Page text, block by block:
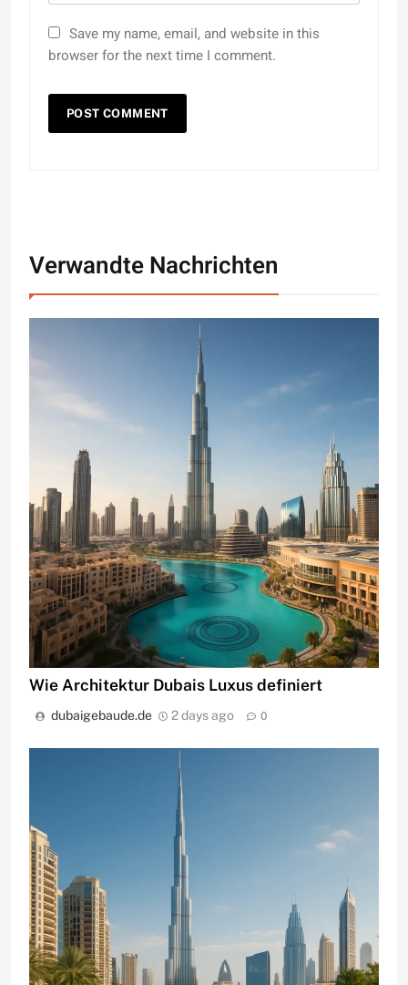
Save my name, email, and website in this
browser for the next time I comment.
Verwandte Nachrichten
Wie Architektur Dubais Luxus definiert
dubaigebaude.de 2 days ago 0